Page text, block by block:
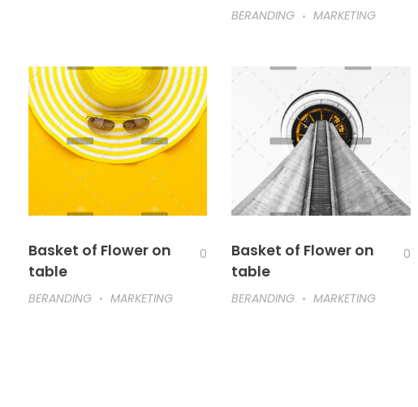
BERANDING MARKETING
Basket of Flower on
table
0
BERANDING MARKETING
Basket of Flower on
table
0
BERANDING MARKETING